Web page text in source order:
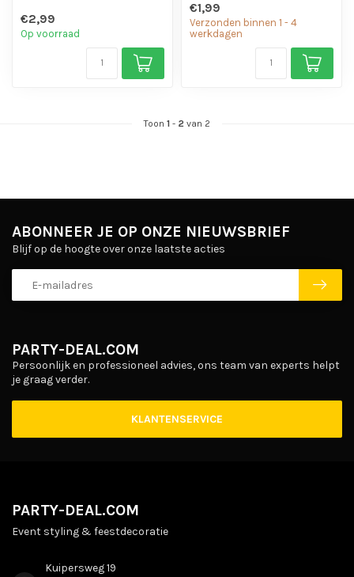
€2,99
Op voorraad
€1,99
Verzonden binnen 1 - 4
werkdagen
Toon 1 - 2 van 2
PARTY-DEAL.COM
Persoonlijk en professioneel advies, ons team van experts helpt
je graag verder.
KLANTENSERVICE
ABONNEER JE OP ONZE NIEUWSBRIEF
Blijf op de hoogte over onze laatste acties
PARTY-DEAL.COM
Event styling & feestdecoratie
Kuipersweg 19